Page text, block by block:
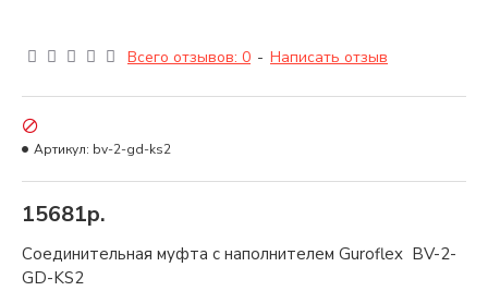
Всего отзывов: 0 - Написать отзыв
15681р.
Артикул: bv-2-gd-ks2
Соединительная муфта с наполнителем Guroflex BV-2-
GD-KS2